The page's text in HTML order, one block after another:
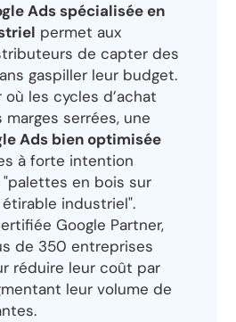
Ads spécialisée en
permet aux
de capter des
gaspiller leur budget.
les cycles d’achat
serrées, une
Ads bien optimisée
à forte intention
"palettes en bois sur
industriel".
Google Partner,
de 350 entreprises
réduire leur coût par
leur volume de